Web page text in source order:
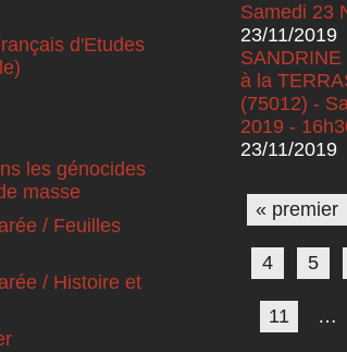
d'Etudes
les génocides
masse
/ Feuilles
/ Histoire et
Samedi 23
23/11/2019
à la
(75012) -
2019 -
23/11/2019
Pages
« premier
4 5
11 …